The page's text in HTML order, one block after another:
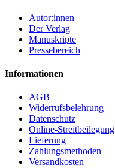
Autor:innen
Der Verlag
Manuskripte
Pressebereich
Informationen
AGB
Widerrufsbelehrung
Datenschutz
Online-Streitbeilegung
Lieferung
Zahlungsmethoden
Versandkosten